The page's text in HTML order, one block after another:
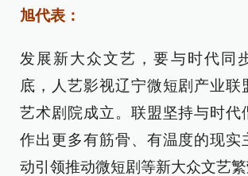
旭代表：
发展新大众文艺，要与时代同
底，人艺影视辽宁微短剧产业联
艺术剧院成立。联盟坚持与时代
作出更多有筋骨、有温度的现实
动引领推动微短剧等新大众文艺繁